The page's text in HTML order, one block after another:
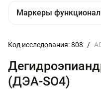
Код исследования: 808 /
(ДЭА-SO4)